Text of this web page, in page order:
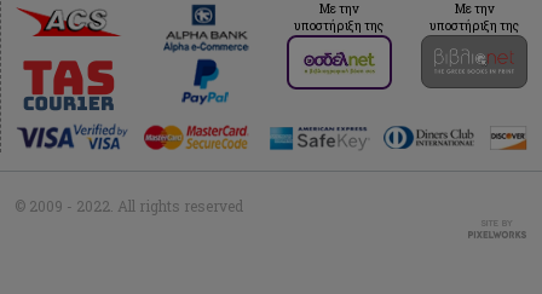
Με την
υποστήριξη της
Με την
υποστήριξη της
© 2009 - 2022. All rights reserved